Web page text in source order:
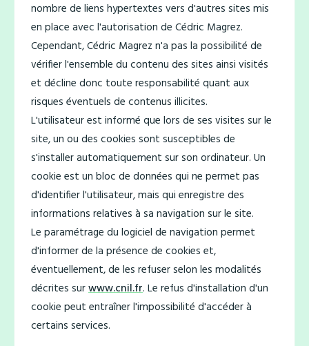
nombre de liens hypertextes vers d'autres sites mis
en place avec l'autorisation de Cédric Magrez.
Cependant, Cédric Magrez n'a pas la possibilité de
vérifier l'ensemble du contenu des sites ainsi visités
et décline donc toute responsabilité quant aux
risques éventuels de contenus illicites.
L'utilisateur est informé que lors de ses visites sur le
site, un ou des cookies sont susceptibles de
s'installer automatiquement sur son ordinateur. Un
cookie est un bloc de données qui ne permet pas
d'identifier l'utilisateur, mais qui enregistre des
informations relatives à sa navigation sur le site.
Le paramétrage du logiciel de navigation permet
d'informer de la présence de cookies et,
éventuellement, de les refuser selon les modalités
décrites surwww.cnil.fr. Le refus d'installation d'un
cookie peut entraîner l'impossibilité d'accéder à
certains services.